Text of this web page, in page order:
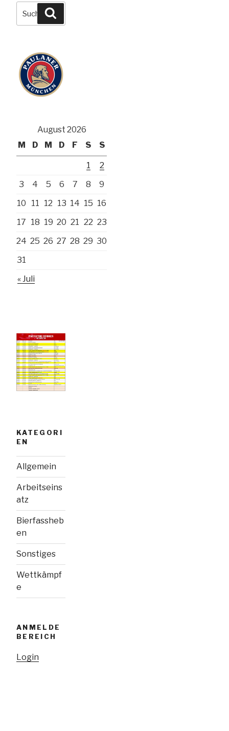
Suchen
nach:
August 2026
M
D M D F S S
1
2
3
4 5 6 7 8
9
10
11 12 13 14 15 16
17 18 19 20 21 22 23
24 25 26 27 28 29 30
31
« Juli
KATEGORI
EN
Allgemein
Arbeitseins
atz
Bierfassheb
en
Sonstiges
Wettkämpf
e
ANMELDE
BEREICH
Login